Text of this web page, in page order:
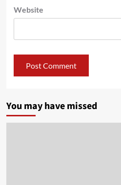
Website
You may have missed